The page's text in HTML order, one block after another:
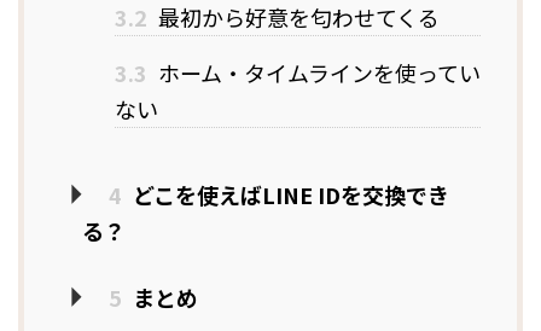
3.2 最初から好意を匂わせてくる
3.3 ホーム・タイムラインを使ってい
ない
4 どこを使えばLINE IDを交換でき
る？
5 まとめ